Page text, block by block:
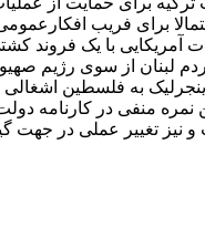
برای فریب افکارعمومی
با یک فروند
لبنان از سوی رژیم
اینجرلیک به فلسطین
در کارنامه دولت
نیز تغییر عملی در جهت